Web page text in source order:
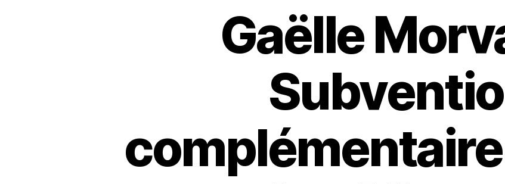
Gaëlle